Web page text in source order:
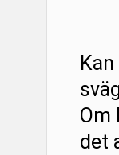
Om
det